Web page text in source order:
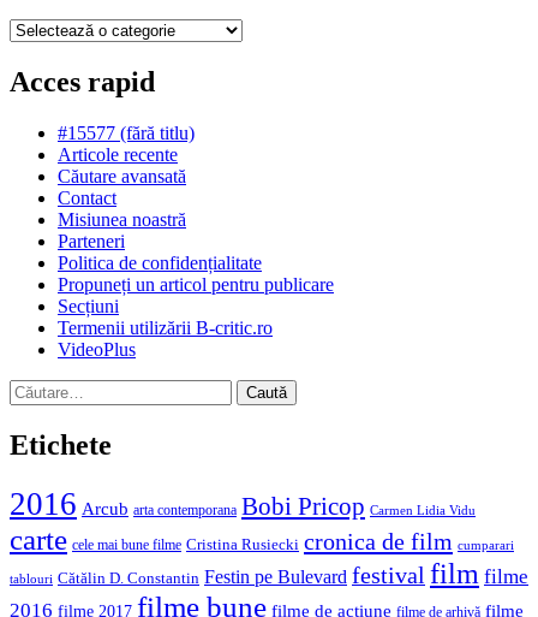
Categorii
Acces rapid
#15577 (fără titlu)
Articole recente
Căutare avansată
Contact
Misiunea noastră
Parteneri
Politica de confidențialitate
Propuneți un articol pentru publicare
Secțiuni
Termenii utilizării B-critic.ro
VideoPlus
Caută
după:
Etichete
2016 Arcub arta contemporana Bobi Pricop Carmen Lidia Vidu
carte cele mai bune filme Cristina Rusiecki cronica de film cumparari
tablouri Cătălin D. Constantin Festin pe Bulevard festival film filme
2016 filme 2017 filme bune filme de actiune filme de arhivă filme